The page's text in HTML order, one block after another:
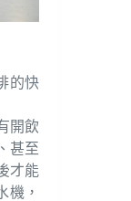
的快
開飲
甚至
才能
機，